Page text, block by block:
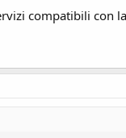
compatibili con